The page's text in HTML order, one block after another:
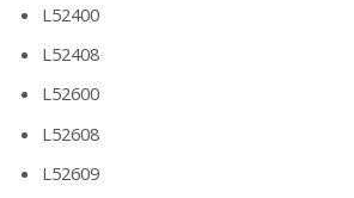
L52400
L52408
L52600
L52608
L52609